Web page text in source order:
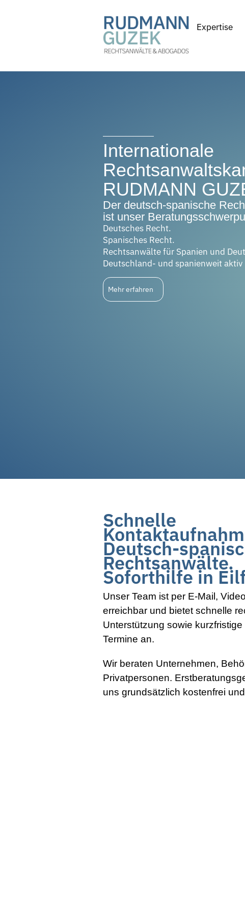
Expertise
Internationale
RUDMANN
Der deutsch-spanische
ist unser
Deutsches Recht.
Spanisches Recht.
Rechtsanwälte für Spanien und
Deutschland- und spanienweit aktiv
Mehr erfahren
Schnelle
Deutsch-
Rechtsanwälte.
Soforthilfein
Unser Team ist per E-Mail,
erreichbar und bietet schnelle
Unterstützung sowie
Termine an.
Wir beraten Unternehmen,
Privatpersonen.
uns grundsätzlich kostenfrei